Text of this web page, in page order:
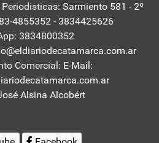
Sarmiento 581 - 2º
4855352 - 3834425626
3834800352
Comercial: E-Mail:
Alsina Alcobért